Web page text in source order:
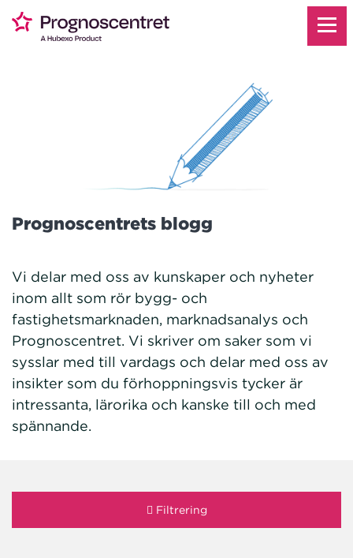
Prognoscentrets blogg
Vi delar med oss av kunskaper och nyheter
inom allt som rör bygg- och
fastighetsmarknaden, marknadsanalys och
Prognoscentret. Vi skriver om saker som vi
sysslar med till vardags och delar med oss av
insikter som du förhoppningsvis tycker är
intressanta, lärorika och kanske till och med
spännande.
Filtrering